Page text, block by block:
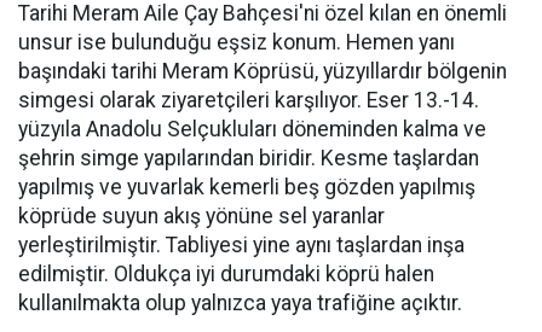
Tarihi Meram Aile Çay Bahçesi'ni özel kılan en önemli
unsur ise bulunduğu eşsiz konum. Hemen yanı
başındaki tarihi Meram Köprüsü, yüzyıllardır bölgenin
simgesi olarak ziyaretçileri karşılıyor. Eser 13.-14.
yüzyıla Anadolu Selçukluları döneminden kalma ve
şehrin simge yapılarından biridir. Kesme taşlardan
yapılmış ve yuvarlak kemerli beş gözden yapılmış
köprüde suyun akış yönüne sel yaranlar
yerleştirilmiştir. Tabliyesi yine aynı taşlardan inşa
edilmiştir. Oldukça iyi durumdaki köprü halen
kullanılmakta olup yalnızca yaya trafiğine açıktır.